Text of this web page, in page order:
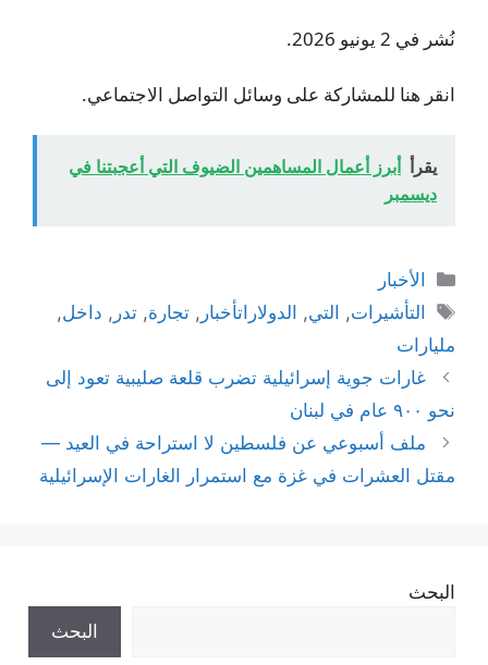
نُشر في 2 يونيو 2026.
انقر هنا للمشاركة على وسائل التواصل الاجتماعي.
يقرأ أبرز أعمال المساهمين الضيوف التي أعجبتنا في
ديسمبر
التصنيفات
الأخبار
الوسوم
التأشيرات, التي, الدولاراتأخبار ,تجارة,تدر , داخل,
مليارات
غارات جوية إسرائيلية تضرب قلعة صليبية تعود إلى
نحو ٩٠٠ عام في لبنان
ملف أسبوعي عن فلسطين لا استراحة في العيد —
مقتل العشرات في غزة مع استمرار الغارات الإسرائيلية
البحث
البحث